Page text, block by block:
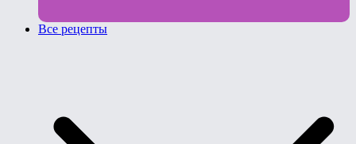
Все рецепты